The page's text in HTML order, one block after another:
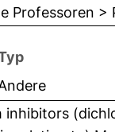
Professoren >
inhibitors